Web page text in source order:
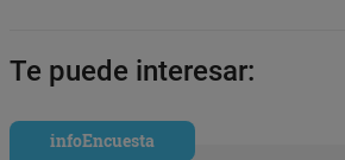
Te puede interesar:
infoEncuesta